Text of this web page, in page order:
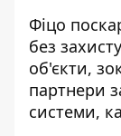
Фіцо
без
об'єкти,
партнери
системи,